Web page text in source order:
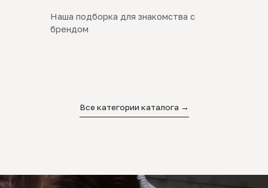
Наша подборка для знакомства с
брендом
Новинки
SALE
Все категории каталога →